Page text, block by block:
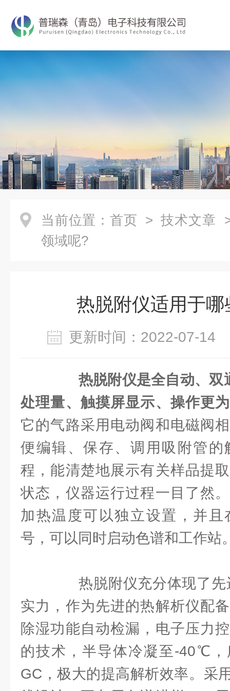
当前位置： 首页 > 技术文章
领域呢?
热脱附仪适用于
更新时间：2022-07-
热脱附仪是全自动、
处理量、触摸屏显示、操作更
它的气路采用电动阀和电磁阀
便编辑、保存、调用吸附管的
程，能清楚地展示有关样品提
状态，仪器运行过程一目了然
加热温度可以独立设置，并
号，可以同时启动色谱和工作站
热脱附仪充分体现了先
实力，作为先进的热解析仪配
除湿功能自动检漏，电子压力
的技术，半导体冷凝至-40℃
GC，极大的提高解析效率。采